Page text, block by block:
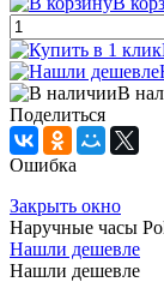
В
Поделиться
Ошибка
Закрыть окно
Наручные часы
Нашли дешевле
Нашли дешевле